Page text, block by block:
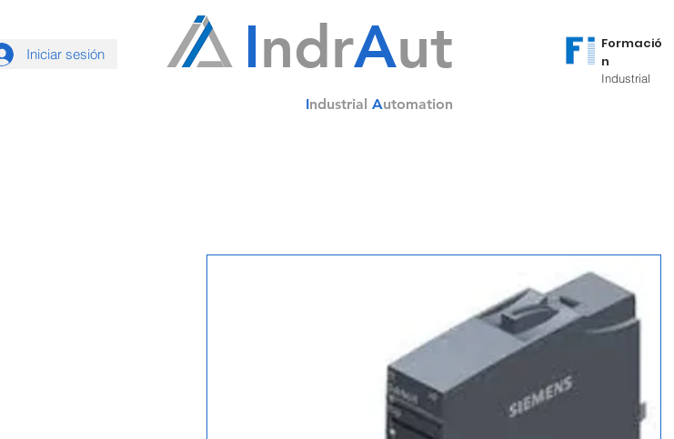
Iniciar sesión IndrAut
Industrial Automation
Formació
n
Industrial